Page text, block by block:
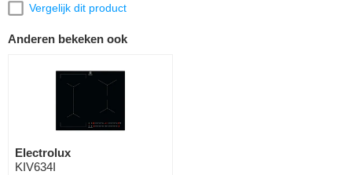
Vergelijk dit product
Anderen bekeken ook
Electrolux
KIV634I